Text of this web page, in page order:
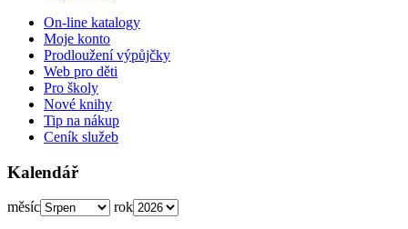
On-line katalogy
Moje konto
Prodloužení výpůjčky
Web pro děti
Pro školy
Nové knihy
Tip na nákup
Ceník služeb
Kalendář
měsíc rok